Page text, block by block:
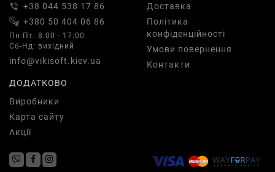
+38 044 538 17 86
+380 50 404 06 86
Пн-Пт: 8:00 - 17:00
Сб-Нд: вихідний
info@vikisoft.kiev.ua
Доставка
Політика
конфіденційності
Умови повернення
Контакти
ДОДАТКОВО
Виробники
Карта сайту
Акції